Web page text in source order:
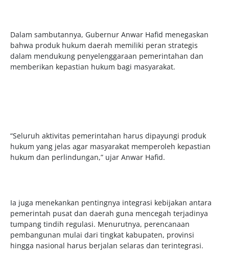
Dalam sambutannya, Gubernur Anwar Hafid menegaskan
bahwa produk hukum daerah memiliki peran strategis
dalam mendukung penyelenggaraan pemerintahan dan
memberikan kepastian hukum bagi masyarakat.
“Seluruh aktivitas pemerintahan harus dipayungi produk
hukum yang jelas agar masyarakat memperoleh kepastian
hukum dan perlindungan,” ujar Anwar Hafid.
Ia juga menekankan pentingnya integrasi kebijakan antara
pemerintah pusat dan daerah guna mencegah terjadinya
tumpang tindih regulasi. Menurutnya, perencanaan
pembangunan mulai dari tingkat kabupaten, provinsi
hingga nasional harus berjalan selaras dan terintegrasi.